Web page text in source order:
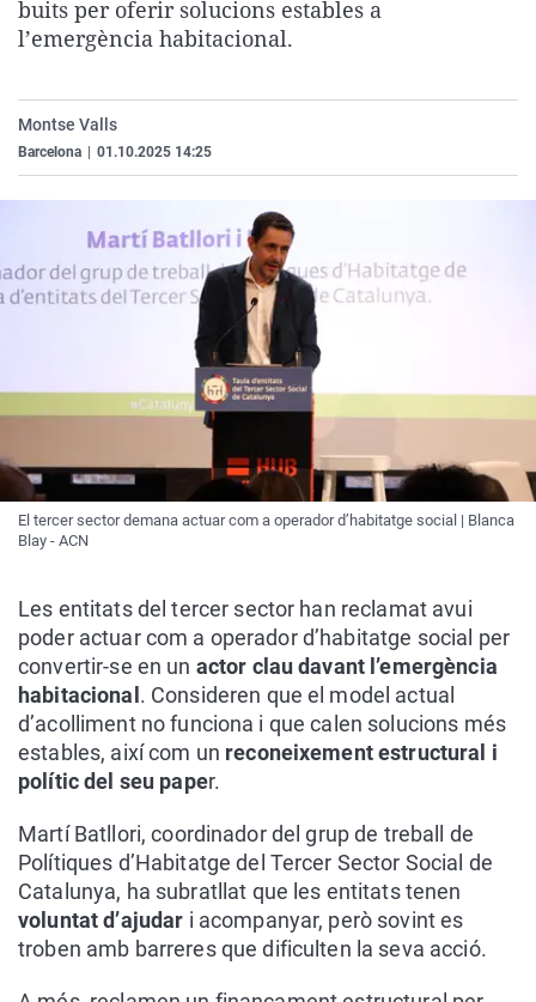
La rosa de los vientos
Como el perro y el
Caso
Equipo de
Extremadura
La Rioja
Virales
Elecciones
buits per oferir solucions estables a
l’emergència habitacional.
Montse Valls
Barcelona 01.10.2025 14:25
El tercer sector demana actuar com a operador d’habitatge social | Blanca
Blay - ACN
Les entitats del tercer sector han reclamat avui
poder actuar com a operador d’habitatge social per
convertir-se en un actor clau davant l’emergència
habitacional . Consideren que el model actual
d’acolliment no funciona i que calen solucions més
estables, així com un reconeixement estructural i
polític del seu paper.
Martí Batllori, coordinador del grup de treball de
Polítiques d’Habitatge del Tercer Sector Social de
Catalunya, ha subratllat que les entitats tenen
voluntat d’ajudar i acompanyar, però sovint es
troben amb barreres que dificulten la seva acció.